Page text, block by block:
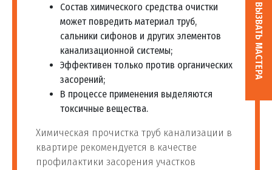
Состав химического средства очистки
может повредить материал труб,
сальники сифонов и других элементов
канализационной системы;
Эффективен только против органических
засорений;
В процессе применения выделяются
токсичные вещества.
Химическая прочистка труб канализации в
квартире рекомендуется в качестве
профилактики засорения участков
ВЫЗВАТЬ МАСТЕРА